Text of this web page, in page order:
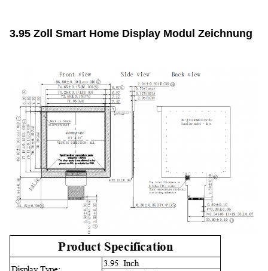
3.95 Zoll Smart Home Display Modul Zeichnung